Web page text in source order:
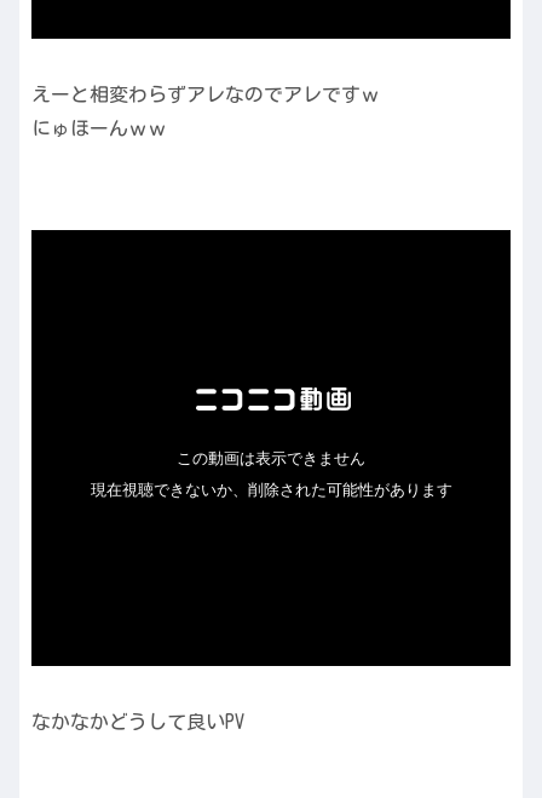
えーと相変わらずアレなのでアレですｗ
にゅほーんｗｗ
なかなかどうして良いPV